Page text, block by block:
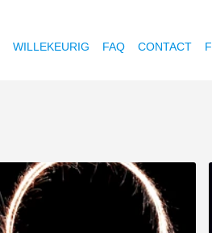
WILLEKEURIG FAQ CONTACT